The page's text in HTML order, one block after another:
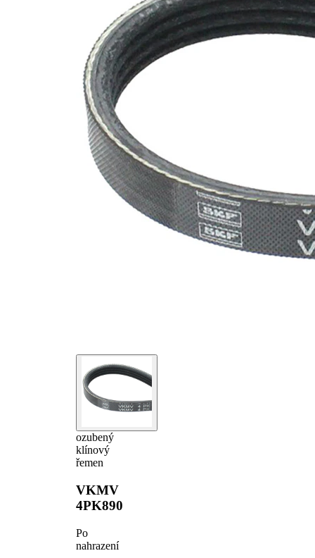
ozubený
klínový
řemen
VKMV
4PK890
Po
nahrazení
SVHC
substance
Materiál
řemene
EPDM
(Ethylen-
Propylen-
Dien-